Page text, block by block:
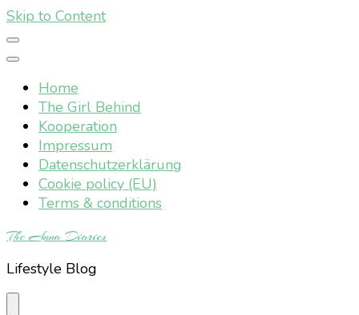
Skip to Content
Home
The Girl Behind
Kooperation
Impressum
Datenschutzerklärung
Cookie policy (EU)
Terms & conditions
The Anna Diaries
Lifestyle Blog